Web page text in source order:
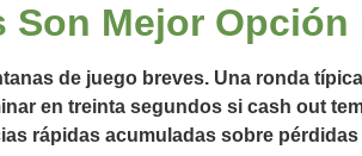
Mejor
de juego breves. Una ronda
en treinta segundos si cash out
rápidas acumuladas sobre